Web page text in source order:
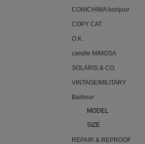
CONICHIWA bonjour
COPY CAT
O.K.
candle MIMOSA
SOLARIS & CO.
VINTAGE/MILITARY
Barbour
MODEL
SIZE
REPAIR & REPROOF